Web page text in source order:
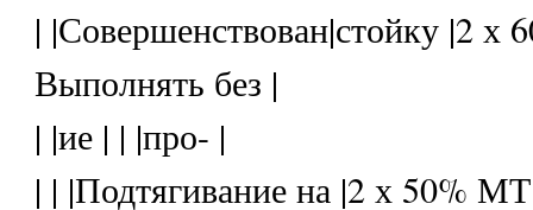
| |Совершенствован|стойку |2 х
Выполнять без |
| |ие | | |про- |
| | |Подтягивание на |2 х 50%